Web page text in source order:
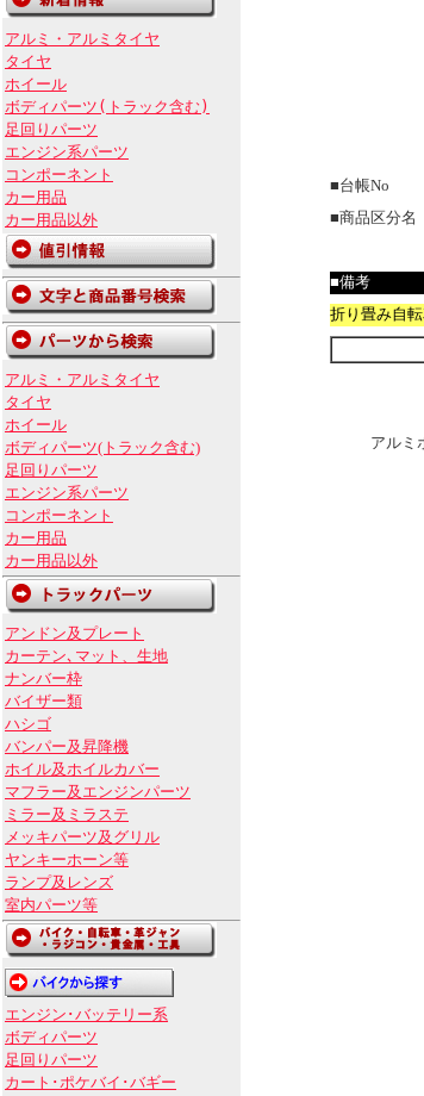
アルミ・アルミタイヤ
タイヤ
ホイール
ボディパーツ(トラック含む)
足回りパーツ
エンジン系パーツ
コンポーネント
カー用品
カー用品以外
アルミ・アルミタイヤ
タイヤ
ホイール
ボディパーツ(トラック含む)
足回りパーツ
エンジン系パーツ
コンポーネント
カー用品
カー用品以外
アンドン及プレート
カーテン､マット、生地
ナンバー枠
バイザー類
ハシゴ
バンパー及昇降機
ホイル及ホイルカバー
マフラー及エンジンパーツ
ミラー及ミラステ
メッキパーツ及グリル
ヤンキーホーン等
ランプ及レンズ
室内パーツ等
エンジン･バッテリー系
ボディパーツ
足回りパーツ
カート･ポケバイ･バギー
■台帳No
■商品区分名
■備考
折り畳み自
アル